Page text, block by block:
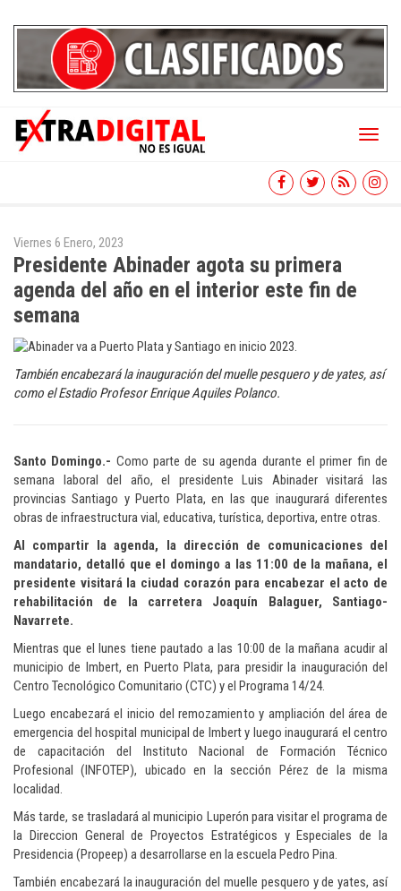
Toggle
Viernes 6 Enero, 2023
Presidente Abinader agota su primera
agenda del año en el interior este fin de
semana
También encabezará la inauguración del muelle pesquero y de yates, así
como el Estadio Profesor Enrique Aquiles Polanco.
Santo Domingo.- Como parte de su agenda durante el primer fin de
semana laboral del año, el presidente Luis Abinader visitará las
provincias Santiago y Puerto Plata, en las que inaugurará diferentes
obras de infraestructura vial, educativa, turística, deportiva, entre otras.
Al compartir la agenda, la dirección de comunicaciones del
mandatario, detalló que el domingo a las 11:00 de la mañana, el
presidente visitará la ciudad corazón para encabezar el acto de
rehabilitación de la carretera Joaquín Balaguer, Santiago-
Navarrete.
Mientras que el lunes tiene pautado a las 10:00 de la mañana acudir al
municipio de Imbert, en Puerto Plata, para presidir la inauguración del
Centro Tecnológico Comunitario (CTC) y el Programa 14/24.
Luego encabezará el inicio del remozamiento y ampliación del área de
emergencia del hospital municipal de Imbert y luego inaugurará el centro
de capacitación del Instituto Nacional de Formación Técnico
Profesional (INFOTEP), ubicado en la sección Pérez de la misma
localidad.
Más tarde, se trasladará al municipio Luperón para visitar el programa de
la Direccion General de Proyectos Estratégicos y Especiales de la
Presidencia (Propeep) a desarrollarse en la escuela Pedro Pina.
También encabezará la inauguración del muelle pesquero y de yates, así